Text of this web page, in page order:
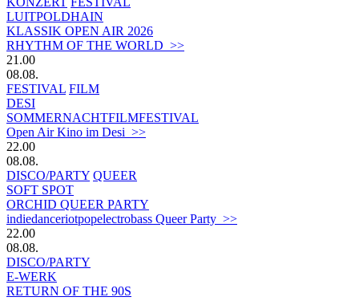
LUITPOLDHAIN
KLASSIK OPEN AIR 2026
RHYTHM OF THE WORLD >>
21.00
08.08.
FESTIVAL FILM
DESI
SOMMERNACHTFILMFESTIVAL
Open Air Kino im Desi >>
22.00
08.08.
DISCO/PARTY QUEER
SOFT SPOT
ORCHID QUEER PARTY
indiedanceriotpopelectrobass Queer Party >>
22.00
08.08.
DISCO/PARTY
E-WERK
RETURN OF THE 90S